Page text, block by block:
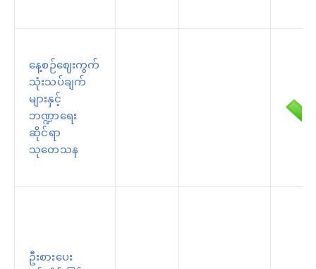
နေ့စဉ်ဈေးကွက်
သုံးသပ်ချက်
များနှင့်
ဘဏ္ဍာရေး
ဆိုင်ရာ
သုတေသန
ဦးစားပေး